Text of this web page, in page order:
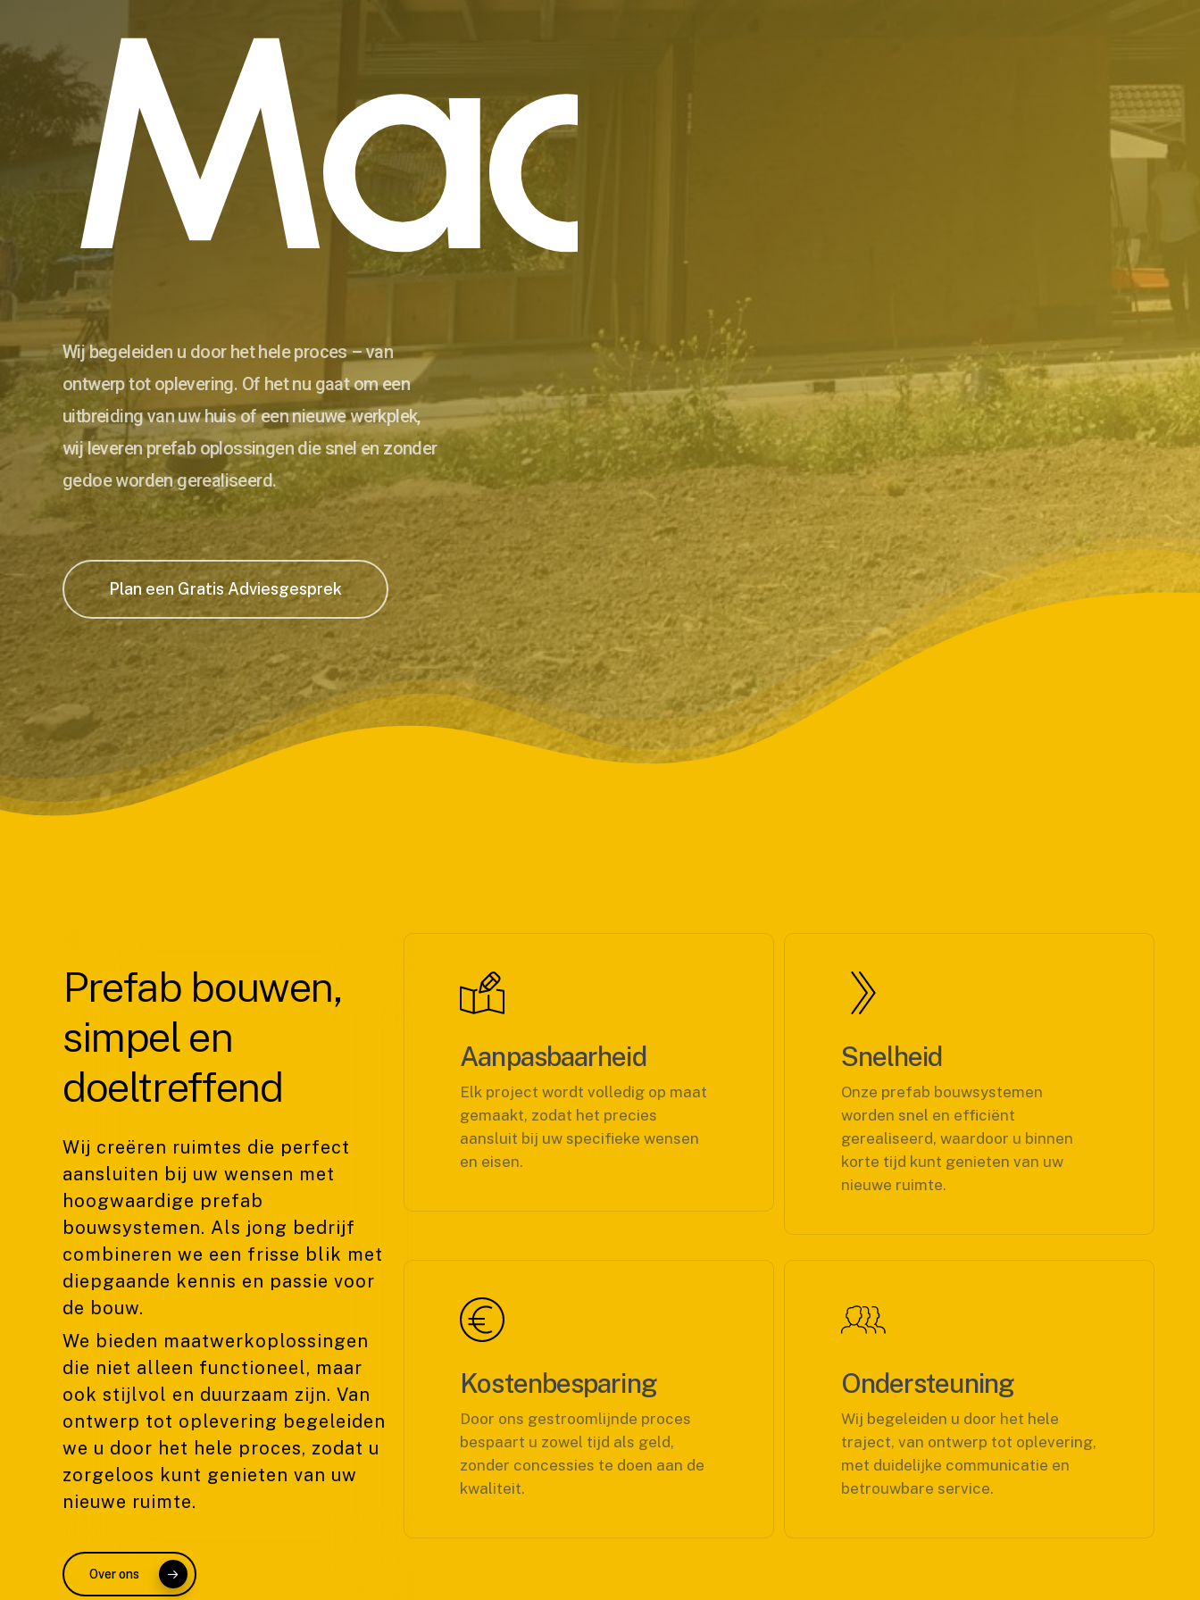
Maat
Wij begeleiden u door het hele proces – van
ontwerp tot oplevering. Of het nu gaat om een
uitbreiding van uw huis of een nieuwe werkplek,
wij leveren prefab oplossingen die snel en zonder
gedoe worden gerealiseerd.
Plan een Gratis Adviesgesprek
Prefab bouwen,
simpel en
doeltreffend
Wij creëren ruimtes die perfect
aansluiten bij uw wensen met
hoogwaardige prefab
bouwsystemen. Als jong bedrijf
combineren we een frisse blik met
diepgaande kennis en passie voor
de bouw.
We bieden maatwerkoplossingen
die niet alleen functioneel, maar
ook stijlvol en duurzaam zijn. Van
ontwerp tot oplevering begeleiden
we u door het hele proces, zodat u
zorgeloos kunt genieten van uw
nieuwe ruimte.
Over ons
Aanpasbaarheid
Elk project wordt volledig op maat
gemaakt, zodat het precies
aansluit bij uw specifieke wensen
en eisen.
Snelheid
Onze prefab bouwsystemen
worden snel en efficiënt
gerealiseerd, waardoor u binnen
korte tijd kunt genieten van uw
nieuwe ruimte.
Kostenbesparing
Door ons gestroomlijnde proces
bespaart u zowel tijd als geld,
zonder concessies te doen aan de
kwaliteit.
Ondersteuning
Wij begeleiden u door het hele
traject, van ontwerp tot oplevering,
met duidelijke communicatie en
betrouwbare service.